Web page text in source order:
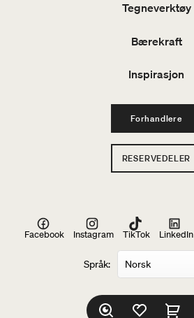
Tegneverktøy
Bærekraft
Inspirasjon
Forhandlere
RESERVEDELER
Språk:
Facebook Instagram TikTok LinkedIn